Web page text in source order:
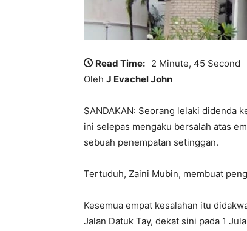
Read Time: 2 Minute, 45 Second
Oleh J Evachel John
SANDAKAN: Seorang lelaki didenda
ini selepas mengaku bersalah atas
sebuah penempatan setinggan.
Tertuduh, Zaini Mubin, membuat
Kesemua empat kesalahan itu
Jalan Datuk Tay, dekat sini pada 1